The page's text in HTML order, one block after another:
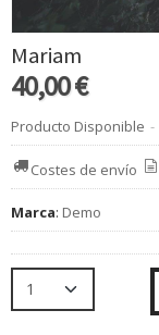
Mariam
40,00 €
Producto Disponible -
Costes de envío
Marca: Demo